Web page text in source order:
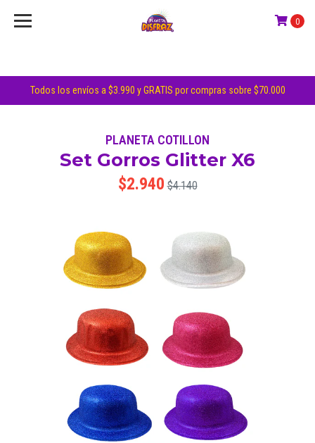
Todos los envíos a $3.990 y GRATIS por compras sobre $70.000
0
PLANETA COTILLON
Set Gorros Glitter X6
$2.940 $4.140